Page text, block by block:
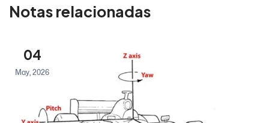
Notas relacionadas
04
May, 2026